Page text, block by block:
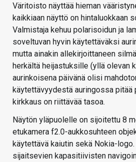
Väritoisto näyttää hieman
kaikkiaan näyttö on hintaluokkaan
Valmistaja kehuu polarisoidun ja
soveltuvan hyvin käytettäväksi
mutta ainakin allekirjoittaneen
herkältä heijastuksille (yllä olevan
aurinkoisena päivänä olisi
käytettävyydestä auringossa pitää
kirkkaus on riittävää tasoa.
Näytön yläpuolelle on sijoitettu 8
etukamera f2.0-aukkosuhteen
käytettävä kaiutin sekä Nokia-
sijaitsevien kapasitiivisten